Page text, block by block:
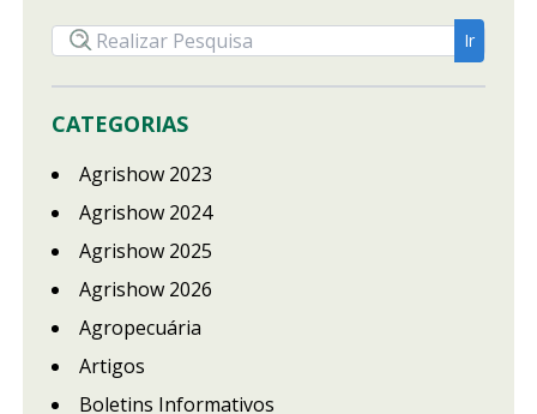
CATEGORIAS
Agrishow 2023
Agrishow 2024
Agrishow 2025
Agrishow 2026
Agropecuária
Artigos
Boletins Informativos